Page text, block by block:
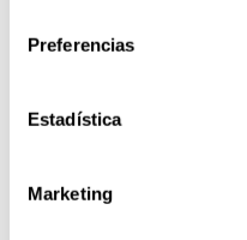
Preferencias
Estadística
Marketing